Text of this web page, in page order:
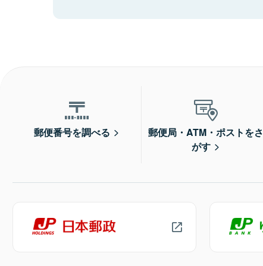
郵便番号を調べる
郵便局・ATM・ポストをさ
がす